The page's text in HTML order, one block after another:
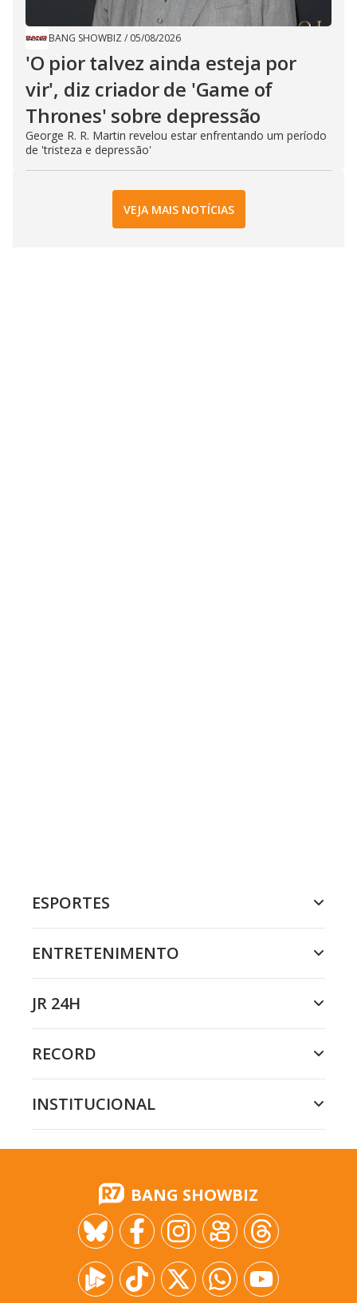
BANG SHOWBIZ / 05/08/2026
'O pior talvez ainda esteja por
vir', diz criador de 'Game of
Thrones' sobre depressão
George R. R. Martin revelou estar enfrentando um período
de 'tristeza e depressão'
VEJA MAIS NOTÍCIAS
ESPORTES
ENTRETENIMENTO
JR 24H
RECORD
INSTITUCIONAL
BANG SHOWBIZ